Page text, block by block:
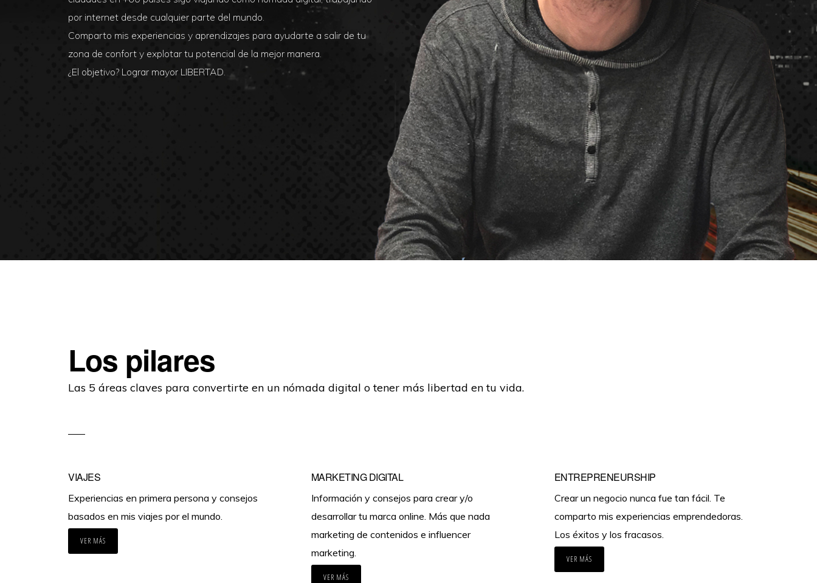
por internet desde cualquier parte del mundo.
Comparto mis experiencias y aprendizajes para ayudarte a salir de tu
zona de confort y explotar tu potencial de la mejor manera.
¿El objetivo? Lograr mayor LIBERTAD.
Los pilares
Las 5 áreas claves para convertirte en un nómada digital o tener más libertad en tu vida.
VIAJES
Experiencias en primera persona y consejos
basados en mis viajes por el mundo.
VER MÁS
MARKETING DIGITAL
Información y consejos para crear y/o
desarrollar tu marca online. Más que nada
marketing de contenidos e influencer
marketing.
VER MÁS
ENTREPRENEURSHIP
Crear un negocio nunca fue tan fácil. Te
comparto mis experiencias emprendedoras.
Los éxitos y los fracasos.
VER MÁS